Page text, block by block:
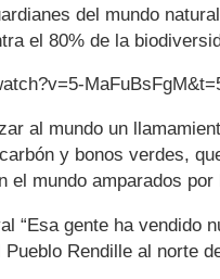
del mundo
el 80% de la
al mundo un
y bonos verdes,
el mundo amparados por
“Esa gente ha vendido
Pueblo Rendille al norte